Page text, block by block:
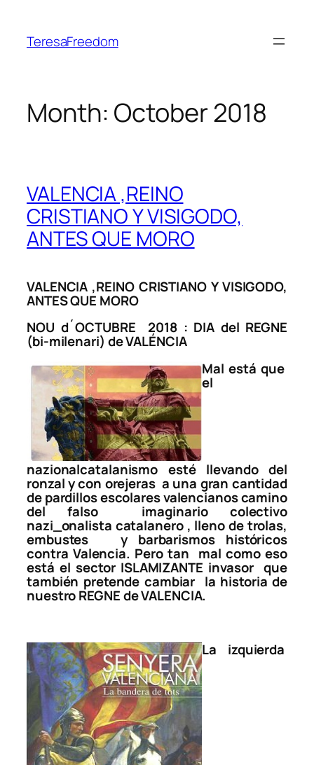
content
TeresaFreedom
Month: October 2018
VALENCIA ,REINO
CRISTIANO Y VISIGODO,
ANTES QUE MORO
VALENCIA ,REINO CRISTIANO Y VISIGODO,
ANTES QUE MORO
NOU d´OCTUBRE 2018 : DIA del REGNE
(bi-milenari) de VALÉNCIA
Mal está que
el
nazionalcatalanismo esté llevando del
ronzal y con orejeras a una gran cantidad
de pardillos escolares valencianos camino
del falso imaginario colectivo
nazi_onalista catalanero , lleno de trolas,
embustes y barbarismos históricos
contra Valencia. Pero tan mal como eso
está el sector ISLAMIZANTE invasor que
también pretende cambiar la historia de
nuestro REGNE de VALENCIA.
La izquierda